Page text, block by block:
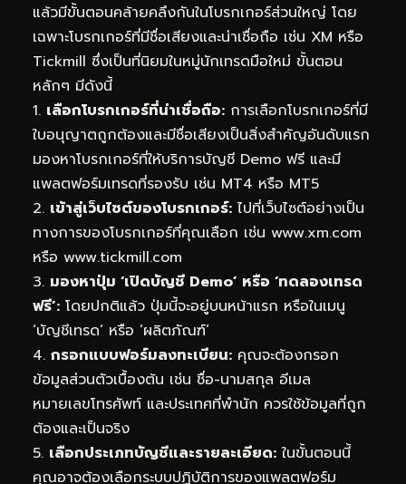
แล้วมีขั้นตอนคล้ายคลึงกันในโบรกเกอร์ส่วนใหญ่ โดย
เฉพาะโบรกเกอร์ที่มีชื่อเสียงและน่าเชื่อถือ เช่น XM หรือ
Tickmill ซึ่งเป็นที่นิยมในหมู่นักเทรดมือใหม่ ขั้นตอน
หลักๆ มีดังนี้
1. เลือกโบรกเกอร์ที่น่าเชื่อถือ: การเลือกโบรกเกอร์ที่มี
ใบอนุญาตถูกต้องและมีชื่อเสียงเป็นสิ่งสำคัญอันดับแรก
มองหาโบรกเกอร์ที่ให้บริการบัญชี Demo ฟรี และมี
แพลตฟอร์มเทรดที่รองรับ เช่น MT4 หรือ MT5
2. เข้าสู่เว็บไซต์ของโบรกเกอร์: ไปที่เว็บไซต์อย่างเป็น
ทางการของโบรกเกอร์ที่คุณเลือก เช่น www.xm.com
หรือ www.tickmill.com
3. มองหาปุ่ม ‘เปิดบัญชี Demo’ หรือ ‘ทดลองเทรด
ฟรี’: โดยปกติแล้ว ปุ่มนี้จะอยู่บนหน้าแรก หรือในเมนู
‘บัญชีเทรด’ หรือ ‘ผลิตภัณฑ์’
4. กรอกแบบฟอร์มลงทะเบียน: คุณจะต้องกรอก
ข้อมูลส่วนตัวเบื้องต้น เช่น ชื่อ-นามสกุล อีเมล
หมายเลขโทรศัพท์ และประเทศที่พำนัก ควรใช้ข้อมูลที่ถูก
ต้องและเป็นจริง
5. เลือกประเภทบัญชีและรายละเอียด: ในขั้นตอนนี้
คุณอาจต้องเลือกระบบปฏิบัติการของแพลตฟอร์ม